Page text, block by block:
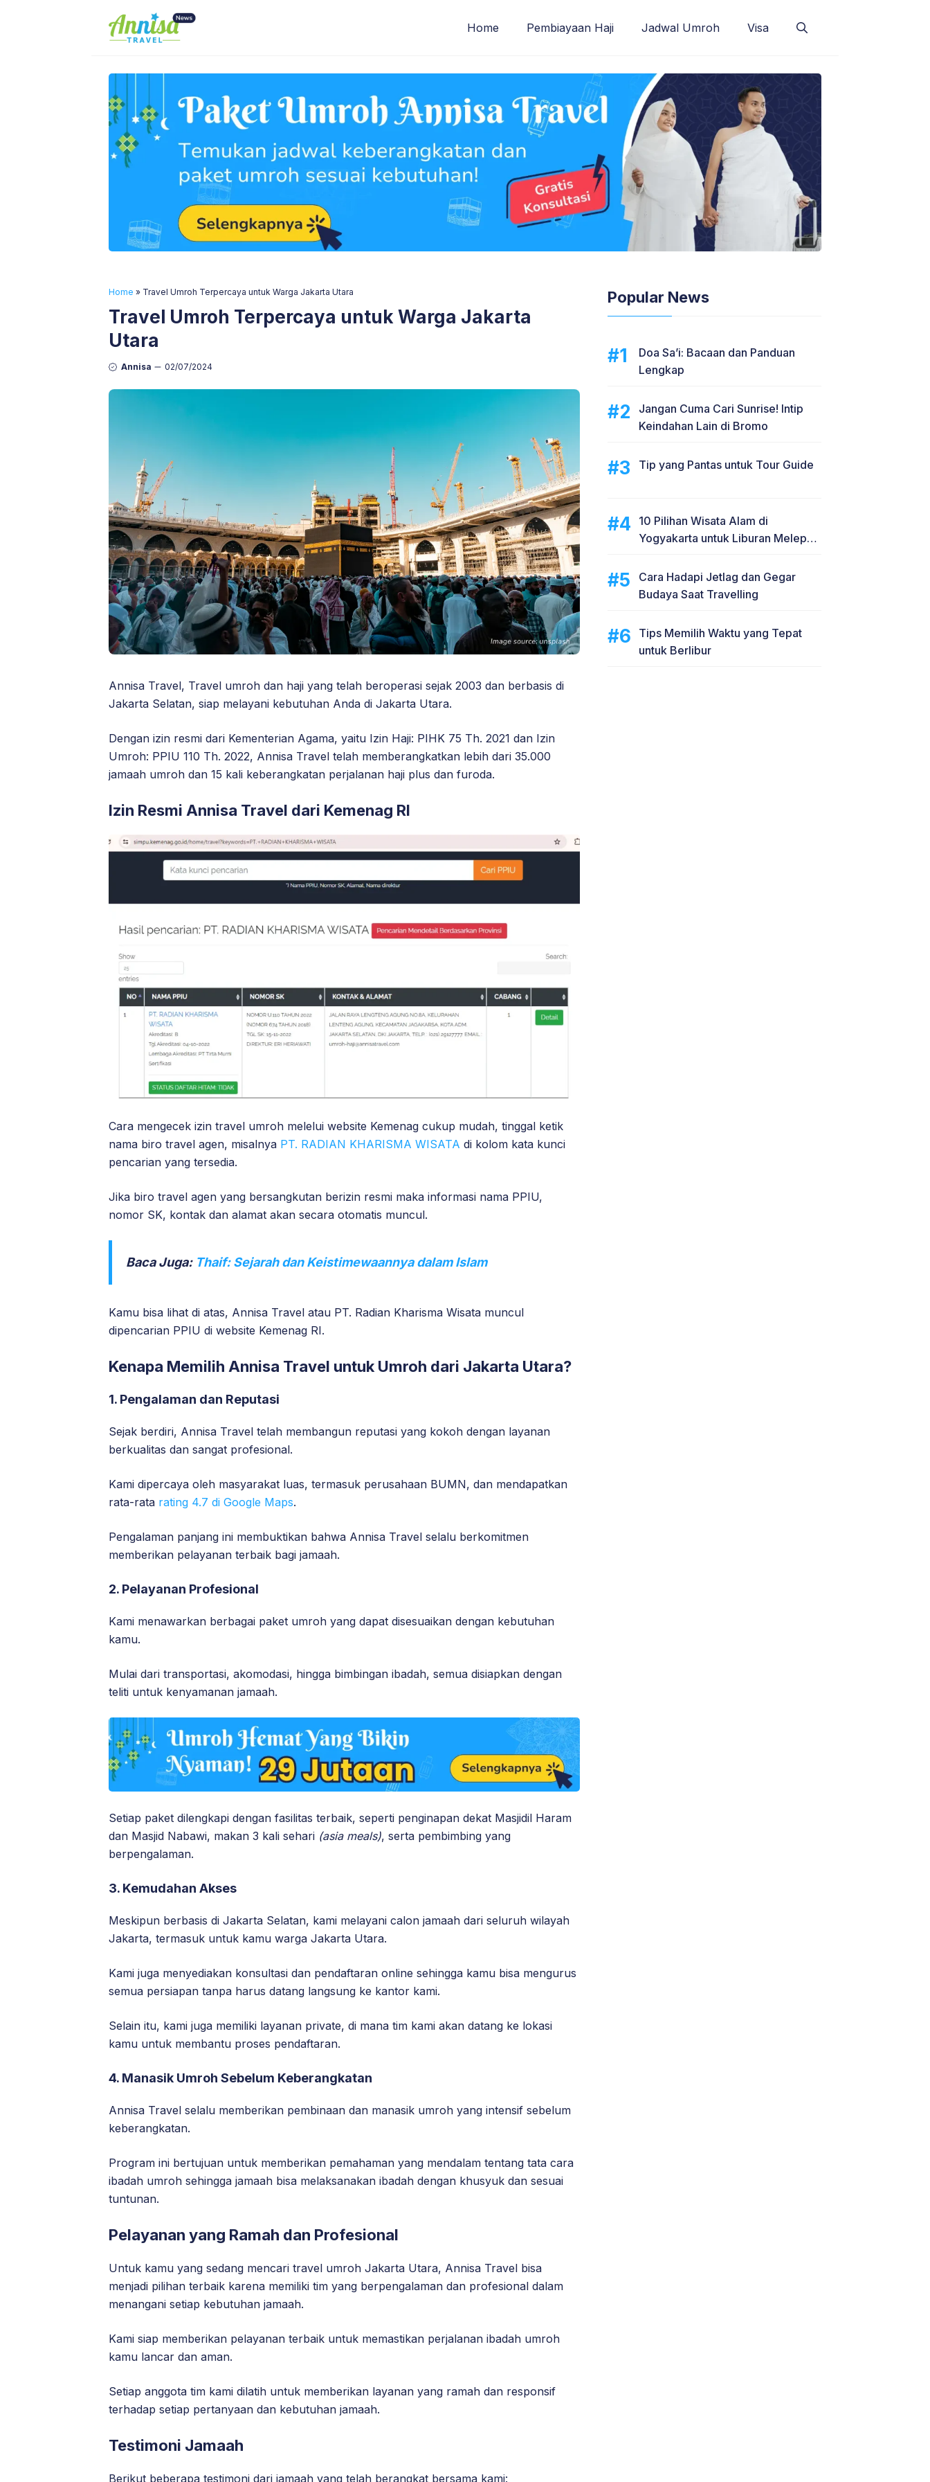
Home Pembiayaan Haji Jadwal Umroh Visa
Home » Travel Umroh Terpercaya untuk Warga Jakarta Utara
Travel Umroh Terpercaya untuk Warga Jakarta
Utara
Annisa 02/07/2024
Annisa Travel, Travel umroh dan haji yang telah beroperasi sejak 2003 dan berbasis di
Jakarta Selatan, siap melayani kebutuhan Anda di Jakarta Utara.
Dengan izin resmi dari Kementerian Agama, yaitu Izin Haji: PIHK 75 Th. 2021 dan Izin
Umroh: PPIU 110 Th. 2022, Annisa Travel telah memberangkatkan lebih dari 35.000
jamaah umroh dan 15 kali keberangkatan perjalanan haji plus dan furoda.
Izin Resmi Annisa Travel dari Kemenag RI
Cara mengecek izin travel umroh melelui website Kemenag cukup mudah, tinggal ketik
nama biro travel agen, misalnya PT. RADIAN KHARISMA WISATA di kolom kata kunci
pencarian yang tersedia.
Jika biro travel agen yang bersangkutan berizin resmi maka informasi nama PPIU,
nomor SK, kontak dan alamat akan secara otomatis muncul.
Baca Juga: Thaif: Sejarah dan Keistimewaannya dalam Islam
Kamu bisa lihat di atas, Annisa Travel atau PT. Radian Kharisma Wisata muncul
dipencarian PPIU di website Kemenag RI.
Kenapa Memilih Annisa Travel untuk Umroh dari Jakarta Utara?
1. Pengalaman dan Reputasi
Sejak berdiri, Annisa Travel telah membangun reputasi yang kokoh dengan layanan
berkualitas dan sangat profesional.
Kami dipercaya oleh masyarakat luas, termasuk perusahaan BUMN, dan mendapatkan
rata-rata rating 4.7 di Google Maps.
Pengalaman panjang ini membuktikan bahwa Annisa Travel selalu berkomitmen
memberikan pelayanan terbaik bagi jamaah.
2. Pelayanan Profesional
Kami menawarkan berbagai paket umroh yang dapat disesuaikan dengan kebutuhan
kamu.
Mulai dari transportasi, akomodasi, hingga bimbingan ibadah, semua disiapkan dengan
teliti untuk kenyamanan jamaah.
Setiap paket dilengkapi dengan fasilitas terbaik, seperti penginapan dekat Masjidil Haram
dan Masjid Nabawi, makan 3 kali sehari (asia meals), serta pembimbing yang
berpengalaman.
3. Kemudahan Akses
Meskipun berbasis di Jakarta Selatan, kami melayani calon jamaah dari seluruh wilayah
Jakarta, termasuk untuk kamu warga Jakarta Utara.
Kami juga menyediakan konsultasi dan pendaftaran online sehingga kamu bisa mengurus
semua persiapan tanpa harus datang langsung ke kantor kami.
Selain itu, kami juga memiliki layanan private, di mana tim kami akan datang ke lokasi
kamu untuk membantu proses pendaftaran.
4. Manasik Umroh Sebelum Keberangkatan
Annisa Travel selalu memberikan pembinaan dan manasik umroh yang intensif sebelum
keberangkatan.
Program ini bertujuan untuk memberikan pemahaman yang mendalam tentang tata cara
ibadah umroh sehingga jamaah bisa melaksanakan ibadah dengan khusyuk dan sesuai
tuntunan.
Pelayanan yang Ramah dan Profesional
Untuk kamu yang sedang mencari travel umroh Jakarta Utara, Annisa Travel bisa
menjadi pilihan terbaik karena memiliki tim yang berpengalaman dan profesional dalam
menangani setiap kebutuhan jamaah.
Kami siap memberikan pelayanan terbaik untuk memastikan perjalanan ibadah umroh
kamu lancar dan aman.
Setiap anggota tim kami dilatih untuk memberikan layanan yang ramah dan responsif
terhadap setiap pertanyaan dan kebutuhan jamaah.
Testimoni Jamaah
Berikut beberapa testimoni dari jamaah yang telah berangkat bersama kami:
Popular News
Doa Sa’i: Bacaan dan Panduan
Lengkap
Jangan Cuma Cari Sunrise! Intip
Keindahan Lain di Bromo
Tip yang Pantas untuk Tour Guide
10 Pilihan Wisata Alam di
Yogyakarta untuk Liburan Melepas
Cara Hadapi Jetlag dan Gegar
Budaya Saat Travelling
Tips Memilih Waktu yang Tepat
untuk Berlibur